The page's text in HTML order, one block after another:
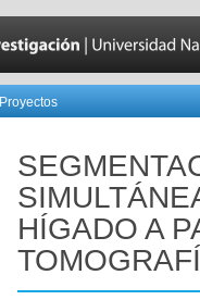
Proyectos
HÍGADO A